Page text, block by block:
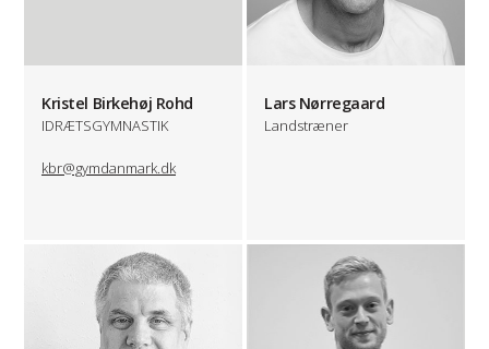
Kristel Birkehøj Rohd
IDRÆTSGYMNASTIK
kbr@gymdanmark.dk
Lars Nørregaard
Landstræner